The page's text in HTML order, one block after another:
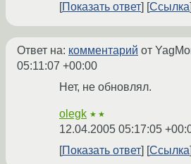
Показать ответ
Ссылка
Ответ на: комментарий от
05:11:07 +00:00
Нет, не обновлял.
olegk ★★
12.04.2005 05:17:05
Показать ответ Ссылка